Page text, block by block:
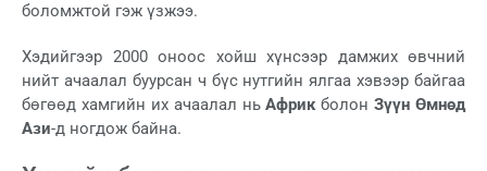
боломжтой гэж үзжээ.
Хэдийгээр 2000 оноос хойш хүнсээр дамжих өвчний
нийт ачаалал буурсан ч бүс нутгийн ялгаа хэвээр байгаа
бөгөөд хамгийн их ачаалал ньАфрикболонЗүүн Өмнөд
Ази-д ногдож байна.